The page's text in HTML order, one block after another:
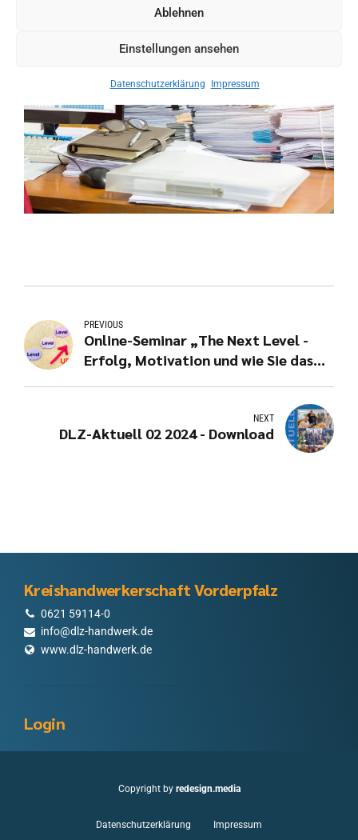
Ablehnen
Einstellungen ansehen
Datenschutzerklärung Impressum
PREVIOUS
Online-Seminar „The Next Level -
Erfolg, Motivation und wie Sie das
NEXT
DLZ-Aktuell 02 2024 - Download
Kreishandwerkerschaft Vorderpfalz
0621 59114-0
info@dlz-handwerk.de
www.dlz-handwerk.de
Login
Copyright by redesign.media
Datenschutzerklärung Impressum